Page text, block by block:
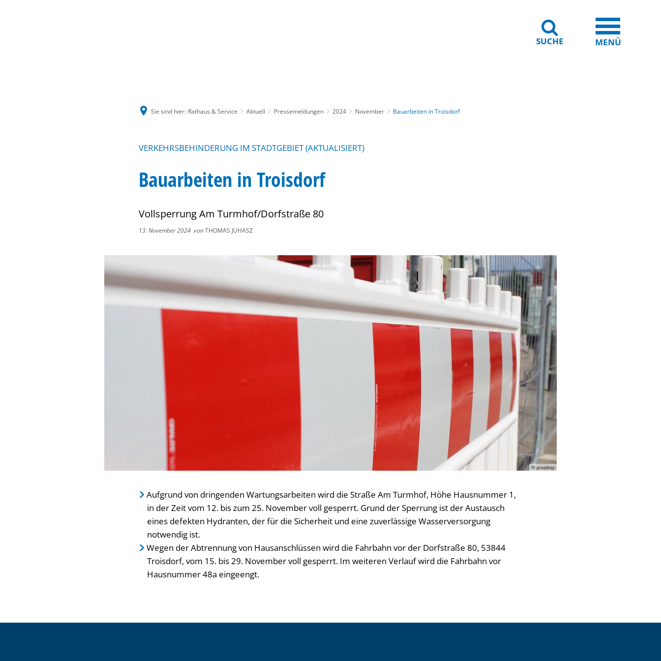
SUCHE MENÜ
Sie sind hier: Rathaus & Service Aktuell Pressemeldungen 2024 November Bauarbeiten in Troisdorf
VERKEHRSBEHINDERUNG IM STADTGEBIET (AKTUALISIERT)
Bauarbeiten in Troisdorf
Vollsperrung Am Turmhof/Dorfstraße 80
13. November 2024 vonTHOMAS JUHASZ
© pixabay
Aufgrund von dringenden Wartungsarbeiten wird die Straße Am Turmhof, Höhe Hausnummer 1,
in der Zeit vom 12. bis zum 25. November voll gesperrt. Grund der Sperrung ist der Austausch
eines defekten Hydranten, der für die Sicherheit und eine zuverlässige Wasserversorgung
notwendig ist.
Wegen der Abtrennung von Hausanschlüssen wird die Fahrbahn vor der Dorfstraße 80, 53844
Troisdorf, vom 15. bis 29. November voll gesperrt. Im weiteren Verlauf wird die Fahrbahn vor
Hausnummer 48a eingeengt.